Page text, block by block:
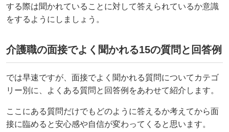
する際は聞かれていることに対して答えられているか意識
をするようにしましょう。
介護職の面接でよく聞かれる15の質問と回答例
では早速ですが、面接でよく聞かれる質問についてカテゴ
リー別に、よくある質問と回答例をあわせて紹介します。
ここにある質問だけでもどのように答えるか考えてから面
接に臨めると安心感や自信が変わってくると思います。